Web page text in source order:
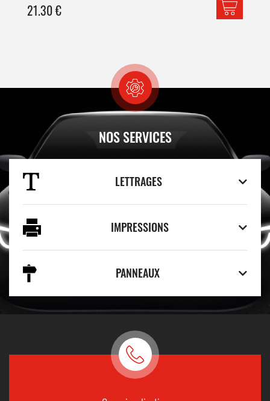
21.30€
NOS SERVICES
LETTRAGES
IMPRESSIONS
PANNEAUX